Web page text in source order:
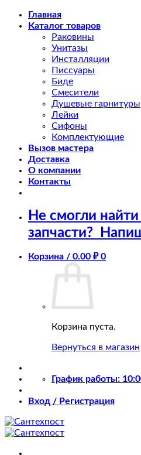
Skip
Главная
Каталог товаров
Раковины
Унитазы
Инсталляции
Писсуары
Биде
Смесители
Душевые гарнитуры
Лейки
Сифоны
Комплектующие
Вызов мастера
Доставка
О компании
Контакты
Не смогли
запчасти?
Корзина / 0.00 ₽ 0
Корзина пуста.
Вернуться в магазин
График работы:
Вход / Регистрация